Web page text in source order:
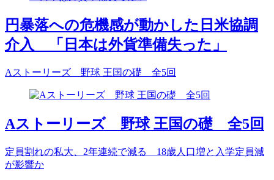
円暴落への危機感が動かした日米協調
介入 「日本は外貨準備失った」
Aストーリーズ 野球 王国の礎 全5回
Aストーリーズ 野球 王国の礎 全5回
定員割れの私大、2年連続で減る 18歳人口増と入学定員減
が影響か